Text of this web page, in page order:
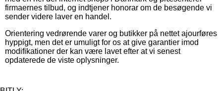
firmaernes tilbud, og indtjener honorar om de besøgende vi
sender videre laver en handel.
Orientering vedrørende varer og butikker på nettet ajourføres
hyppigt, men det er umuligt for os at give garantier imod
modifikationer der kan være lavet efter at vi senest
opdaterede de viste oplysninger.